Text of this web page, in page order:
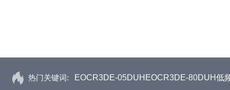
热门关键词: EOCR3DE-05DUHEOCR3DE-80DUH低